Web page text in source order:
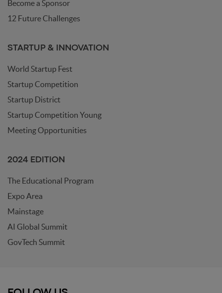
Become a Sponsor
12 Future Challenges
STARTUP & INNOVATION
World Startup Fest
Startup Competition
Startup District
Startup Competition Young
Meeting Opportunities
2024 EDITION
The Educational Program
Expo Area
Mainstage
AI Global Summit
GovTech Summit